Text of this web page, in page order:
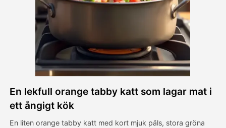
Andra verktyg
Visa alla mallar
Galleri
En lekfull orange tabby katt som lagar mat i
ett ångigt kök
En liten orange tabby katt med kort mjuk päls, stora gröna